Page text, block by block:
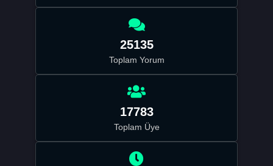
25135
Toplam Yorum
17783
Toplam Üye